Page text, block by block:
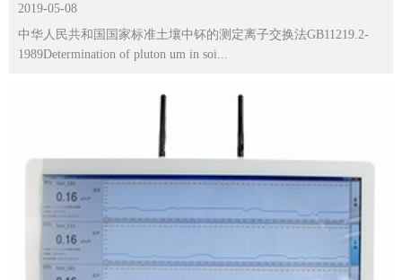
2019-05-08
中华人民共和国国家标准土壤中钚的测定离子交换法GB11219.2-
1989Determination of pluton um in soi...